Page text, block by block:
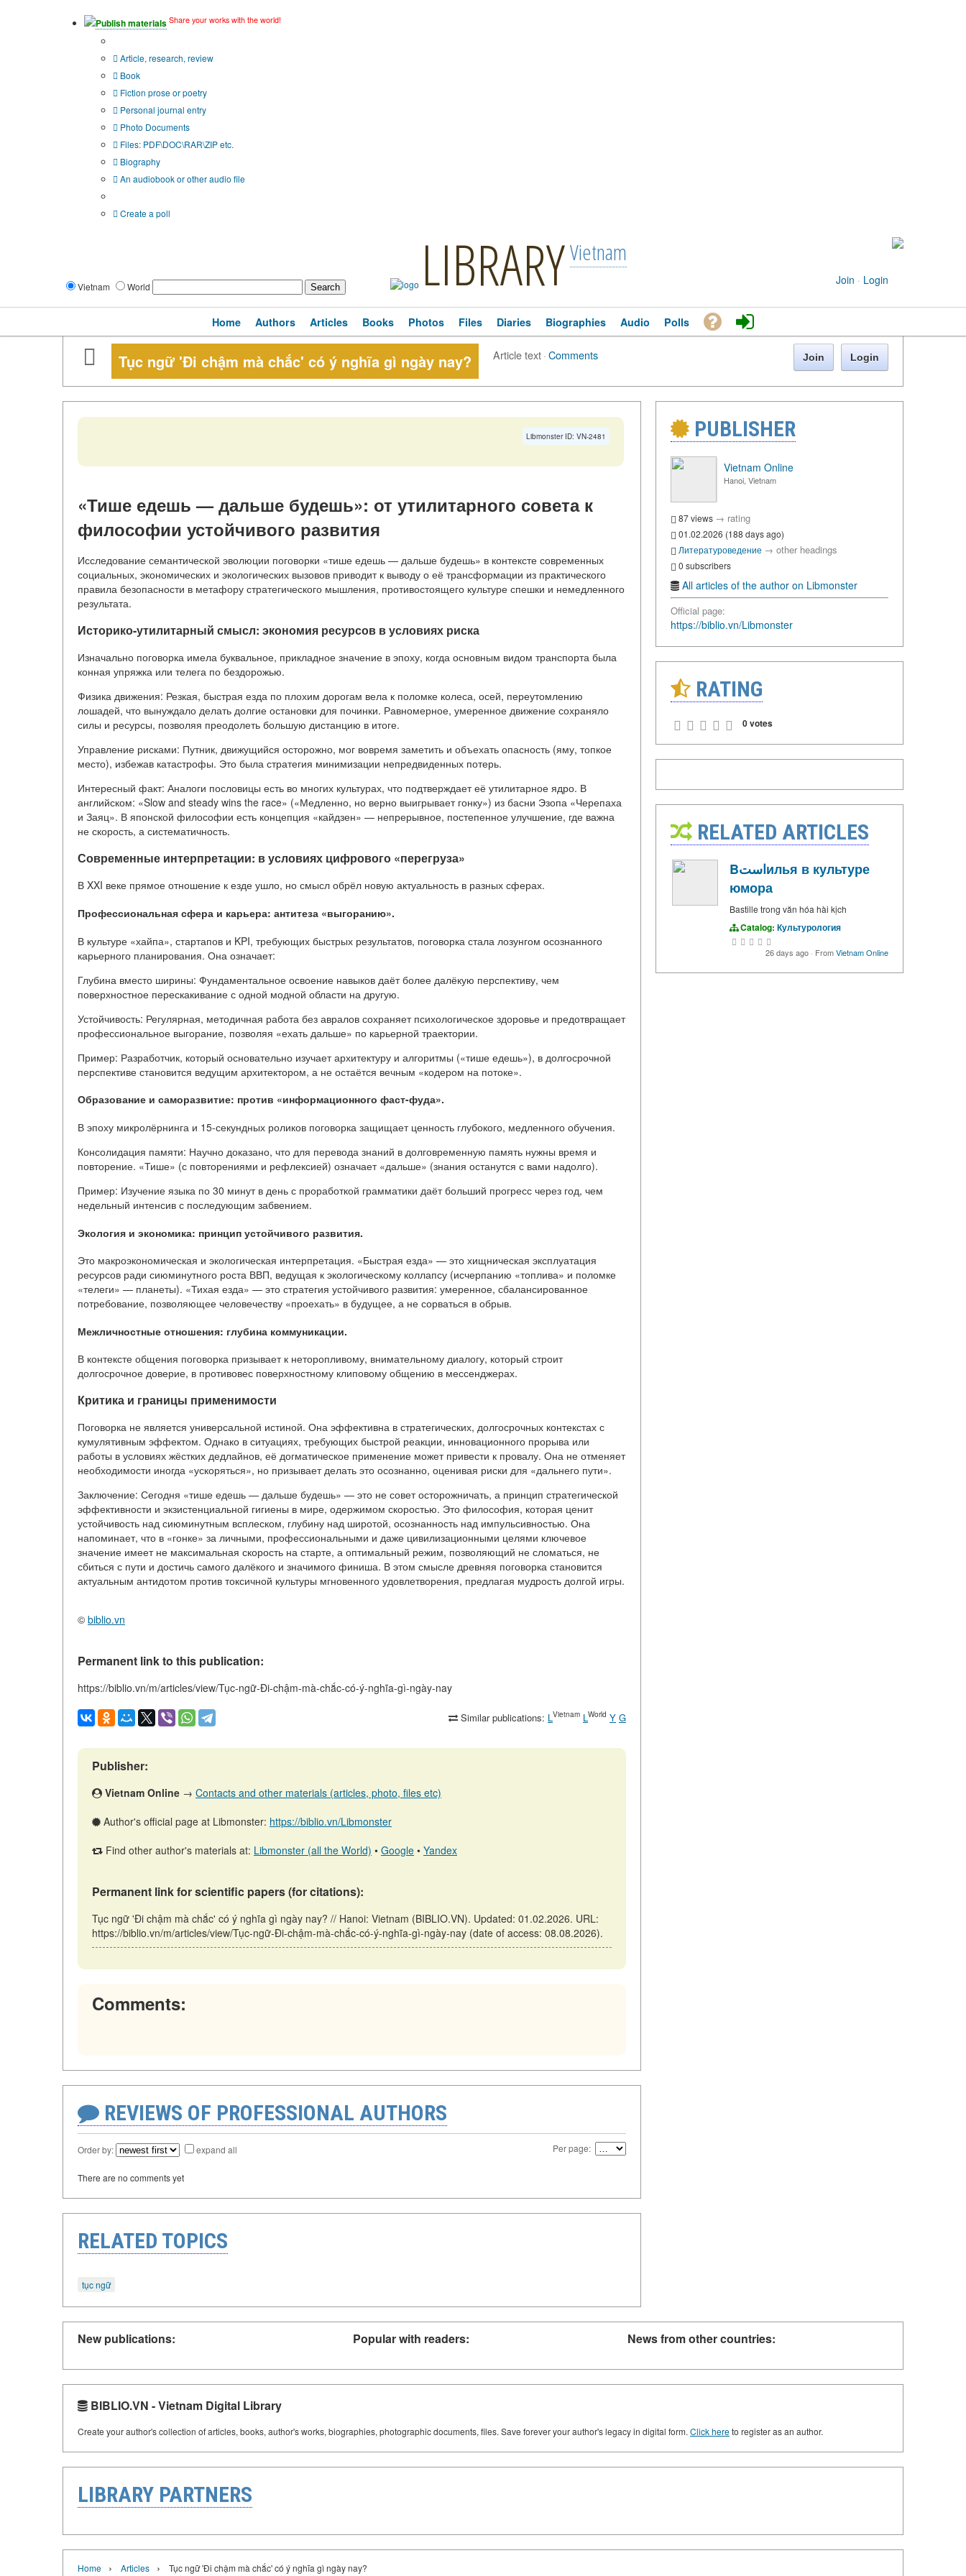
Publish materials Share your works with the world!
Article, research, review
Book
Fiction prose or poetry
Personal journal entry
Photo Documents
Files: PDF\DOC\RAR\ZIP etc.
Biography
An audiobook or other audio file
Create a poll
Vietnam World LIBRARYVietnam
Join · Login
Home Authors Articles Books Photos Files Diaries Biographies Audio Polls
Tục ngữ 'Đi chậm mà chắc' có ý nghĩa gì ngày nay? Article text·Comments Join Login
Libmonster ID: VN-2481
«Тише едешь — дальше будешь»: от утилитарного совета к
философии устойчивого развития
Исследование семантической эволюции поговорки «тише едешь — дальше будешь» в контексте современных
социальных, экономических и экологических вызовов приводит к выводу о её трансформации из практического
правила безопасности в метафору стратегического мышления, противостоящего культуре спешки и немедленного
результата.
Историко-утилитарный смысл: экономия ресурсов в условиях риска
Изначально поговорка имела буквальное, прикладное значение в эпоху, когда основным видом транспорта была
конная упряжка или телега по бездорожью.
Физика движения: Резкая, быстрая езда по плохим дорогам вела к поломке колеса, осей, переутомлению
лошадей, что вынуждало делать долгие остановки для починки. Равномерное, умеренное движение сохраняло
силы и ресурсы, позволяя преодолеть большую дистанцию в итоге.
Управление рисками: Путник, движущийся осторожно, мог вовремя заметить и объехать опасность (яму, топкое
место), избежав катастрофы. Это была стратегия минимизации непредвиденных потерь.
Интересный факт: Аналоги пословицы есть во многих культурах, что подтверждает её утилитарное ядро. В
английском: «Slow and steady wins the race» («Медленно, но верно выигрывает гонку») из басни Эзопа «Черепаха
и Заяц». В японской философии есть концепция «кайдзен» — непрерывное, постепенное улучшение, где важна
не скорость, а систематичность.
Современные интерпретации: в условиях цифрового «перегруза»
В XXI веке прямое отношение к езде ушло, но смысл обрёл новую актуальность в разных сферах.
Профессиональная сфера и карьера: антитеза «выгоранию».
В культуре «хайпа», стартапов и KPI, требующих быстрых результатов, поговорка стала лозунгом осознанного
карьерного планирования. Она означает:
Глубина вместо ширины: Фундаментальное освоение навыков даёт более далёкую перспективу, чем
поверхностное перескакивание с одной модной области на другую.
Устойчивость: Регулярная, методичная работа без авралов сохраняет психологическое здоровье и предотвращает
профессиональное выгорание, позволяя «ехать дальше» по карьерной траектории.
Пример: Разработчик, который основательно изучает архитектуру и алгоритмы («тише едешь»), в долгосрочной
перспективе становится ведущим архитектором, а не остаётся вечным «кодером на потоке».
Образование и саморазвитие: против «информационного фаст-фуда».
В эпоху микролёрнинга и 15-секундных роликов поговорка защищает ценность глубокого, медленного обучения.
Консолидация памяти: Научно доказано, что для перевода знаний в долговременную память нужны время и
повторение. «Тише» (с повторениями и рефлексией) означает «дальше» (знания останутся с вами надолго).
Пример: Изучение языка по 30 минут в день с проработкой грамматики даёт больший прогресс через год, чем
недельный интенсив с последующим забвением.
Экология и экономика: принцип устойчивого развития.
Это макроэкономическая и экологическая интерпретация. «Быстрая езда» — это хищническая эксплуатация
ресурсов ради сиюминутного роста ВВП, ведущая к экологическому коллапсу (исчерпанию «топлива» и поломке
«телеги» — планеты). «Тихая езда» — это стратегия устойчивого развития: умеренное, сбалансированное
потребование, позволяющее человечеству «проехать» в будущее, а не сорваться в обрыв.
Межличностные отношения: глубина коммуникации.
В контексте общения поговорка призывает к неторопливому, внимательному диалогу, который строит
долгосрочное доверие, в противовес поверхностному клиповому общению в мессенджерах.
Критика и границы применимости
Поговорка не является универсальной истиной. Она эффективна в стратегических, долгосрочных контекстах с
кумулятивным эффектом. Однако в ситуациях, требующих быстрой реакции, инновационного прорыва или
работы в условиях жёстких дедлайнов, её догматическое применение может привести к провалу. Она не отменяет
необходимости иногда «ускоряться», но призывает делать это осознанно, оценивая риски для «дальнего пути».
Заключение: Сегодня «тише едешь — дальше будешь» — это не совет осторожничать, а принцип стратегической
эффективности и экзистенциальной гигиены в мире, одержимом скоростью. Это философия, которая ценит
устойчивость над сиюминутным всплеском, глубину над широтой, осознанность над импульсивностью. Она
напоминает, что в «гонке» за личными, профессиональными и даже цивилизационными целями ключевое
значение имеет не максимальная скорость на старте, а оптимальный режим, позволяющий не сломаться, не
сбиться с пути и достичь самого далёкого и значимого финиша. В этом смысле древняя поговорка становится
актуальным антидотом против токсичной культуры мгновенного удовлетворения, предлагая мудрость долгой игры.
© biblio.vn
Permanent link to this publication:
https://biblio.vn/m/articles/view/Tục-ngữ-Đi-chậm-mà-chắc-có-ý-nghĩa-gì-ngày-nay
Similar publications: L Vietnam L World Y G
Publisher:
Vietnam Online → Contacts and other materials (articles, photo, files etc)
Author's official page at Libmonster: https://biblio.vn/Libmonster
Find other author's materials at: Libmonster (all the World) • Google • Yandex
Permanent link for scientific papers (for citations):
Tục ngữ 'Đi chậm mà chắc' có ý nghĩa gì ngày nay? // Hanoi: Vietnam (BIBLIO.VN). Updated: 01.02.2026. URL:
https://biblio.vn/m/articles/view/Tục-ngữ-Đi-chậm-mà-chắc-có-ý-nghĩa-gì-ngày-nay (date of access: 08.08.2026).
Comments:
REVIEWS OF PROFESSIONAL AUTHORS
Order by: expand all Per page:
There are no comments yet
RELATED TOPICS
tục ngữ
PUBLISHER
Vietnam Online
Hanoi, Vietnam
87 views → rating
01.02.2026 (188 days ago)
Литературоведение → other headings
0 subscribers
All articles of the author on Libmonster
Official page:
https://biblio.vn/Libmonster
RATING
0 votes
RELATED ARTICLES
Bاستилья в культуре
юмора
Bastille trong văn hóa hài kịch
Catalog: Культурология
26 days ago · FromVietnam Online
New publications: Popular with readers: News from other countries:
BIBLIO.VN - Vietnam Digital Library
Create your author's collection of articles, books, author's works, biographies, photographic documents, files. Save forever your author's legacy in digital form. Click hereto register as an author.
LIBRARY PARTNERS
Home › Articles › Tục ngữ 'Đi chậm mà chắc' có ý nghĩa gì ngày nay?